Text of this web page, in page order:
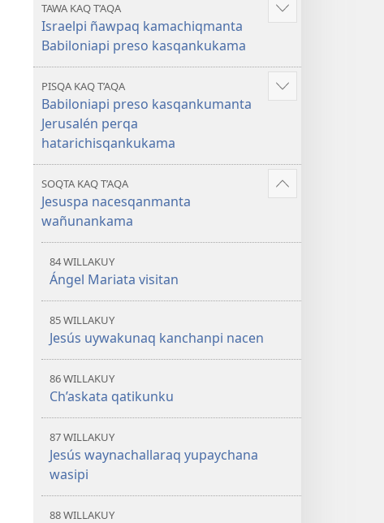
TAWA KAQ T’AQA
Israelpi ñawpaq kamachiqmanta
Babiloniapi preso kasqankukama
Mostrar
PISQA KAQ T’AQA
Babiloniapi preso kasqankumanta
Jerusalén perqa
hatarichisqankukama
Mostrar
SOQTA KAQ T’AQA
Jesuspa nacesqanmanta
wañunankama
Mostrar
84 WILLAKUY
Ángel Mariata visitan
85 WILLAKUY
Jesús uywakunaq kanchanpi nacen
86 WILLAKUY
Ch’askata qatikunku
87 WILLAKUY
Jesús waynachallaraq yupaychana
wasipi
88 WILLAKUY